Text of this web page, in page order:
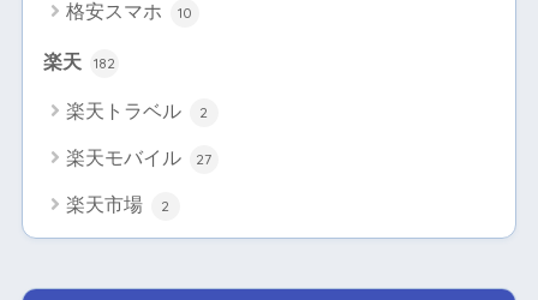
格安スマホ 10
楽天 182
楽天トラベル 2
楽天モバイル 27
楽天市場 2